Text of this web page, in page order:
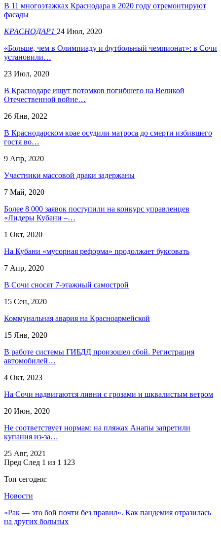
В 11 многоэтажках Краснодара в 2020 году отремонтируют
фасады
КРАСНОДАР1 24 Июл, 2020
«Больше, чем в Олимпиаду и футбольный чемпионат»: в Сочи
установили…
23 Июл, 2020
​В Краснодаре ищут потомков погибшего на Великой
Отечественной войне…
26 Янв, 2022
В Краснодарском крае осудили матроса до смерти избившего
гостя во…
9 Апр, 2020
Участники массовой драки задержаны
7 Май, 2020
Более 8 000 заявок поступили на конкурс управленцев
«Лидеры Кубани –…
1 Окт, 2020
На Кубани «мусорная реформа» продолжает буксовать
7 Апр, 2020
В Сочи сносят 7-этажный самострой
15 Сен, 2020
Коммунальная авария на Красноармейской
15 Янв, 2020
В работе системы ГИБДД произошел сбой. Регистрация
автомобилей…
4 Окт, 2023
На Сочи надвигаются ливни с грозами и шквалистым ветром
20 Июн, 2020
Не соответствует нормам: на пляжах Анапы запретили
купания из-за…
25 Авг, 2021
Пред След 1 из 1 123
Топ сегодня:
Новости
«Рак — это бой почти без правил». Как пандемия отразилась
на других больных